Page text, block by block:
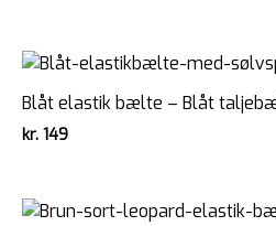
Blåt elastik bælte – Blåt
kr. 149